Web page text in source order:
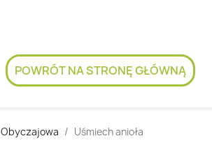
POWRÓT NA STRONĘ GŁÓWNĄ
Obyczajowa Uśmiech anioła